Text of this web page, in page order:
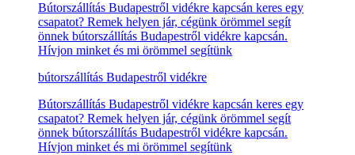
Bútorszállítás Budapestről vidékre kapcsán keres egy
csapatot? Remek helyen jár, cégünk örömmel segít
önnek bútorszállítás Budapestről vidékre kapcsán.
Hívjon minket és mi örömmel segítünk
bútorszállítás Budapestről vidékre
Bútorszállítás Budapestről vidékre kapcsán keres egy
csapatot? Remek helyen jár, cégünk örömmel segít
önnek bútorszállítás Budapestről vidékre kapcsán.
Hívjon minket és mi örömmel segítünk